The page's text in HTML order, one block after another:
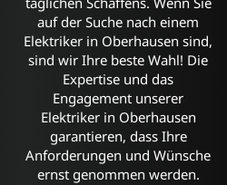
auf der Suche nach einem
Elektriker in Oberhausen sind,
sind wir Ihre beste Wahl! Die
Expertise und das
Engagement unserer
Elektriker in Oberhausen
garantieren, dass Ihre
Anforderungen und Wünsche
ernst genommen werden.